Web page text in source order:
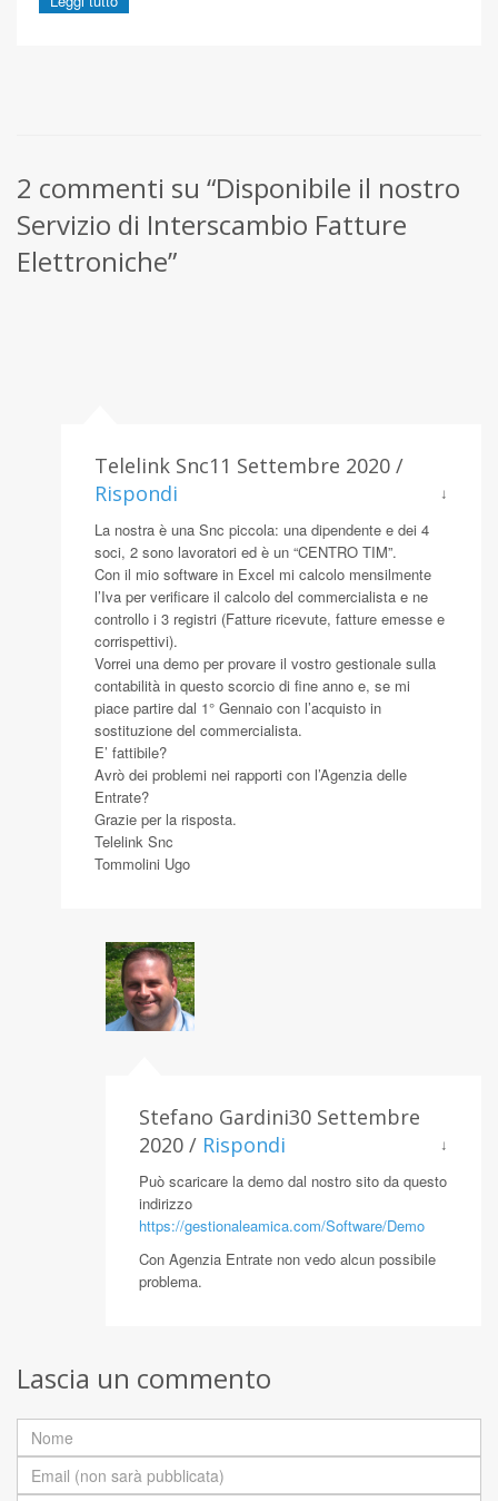
2 commenti su “Disponibile il nostro
Servizio di Interscambio Fatture
Elettroniche”
Telelink Snc11 Settembre 2020 /
Rispondi
↓
La nostra è una Snc piccola: una dipendente e dei 4
soci, 2 sono lavoratori ed è un “CENTRO TIM”.
Con il mio software in Excel mi calcolo mensilmente
l’Iva per verificare il calcolo del commercialista e ne
controllo i 3 registri (Fatture ricevute, fatture emesse e
corrispettivi).
Vorrei una demo per provare il vostro gestionale sulla
contabilità in questo scorcio di fine anno e, se mi
piace partire dal 1° Gennaio con l’acquisto in
sostituzione del commercialista.
E’ fattibile?
Avrò dei problemi nei rapporti con l’Agenzia delle
Entrate?
Grazie per la risposta.
Telelink Snc
Tommolini Ugo
Stefano Gardini30 Settembre
2020 / Rispondi ↓
Può scaricare la demo dal nostro sito da questo
indirizzo
https://gestionaleamica.com/Software/Demo
Con Agenzia Entrate non vedo alcun possibile
problema.
Lascia un commento